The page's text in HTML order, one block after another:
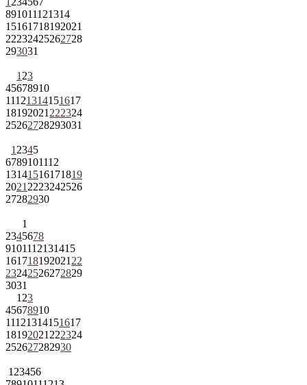
891011121314
15161718192021
22232425262728
293031
1 23
45678910
11121314151617
18192021 222324
25262728293031
1 2345
6789101112
13141516171819
2021 2223242526
27282930
1
2345678
9101112131415
161718192021 22
23242526272829
3031
1 23
45678910
11121314151617
18192021 222324
252627282930
1 23456